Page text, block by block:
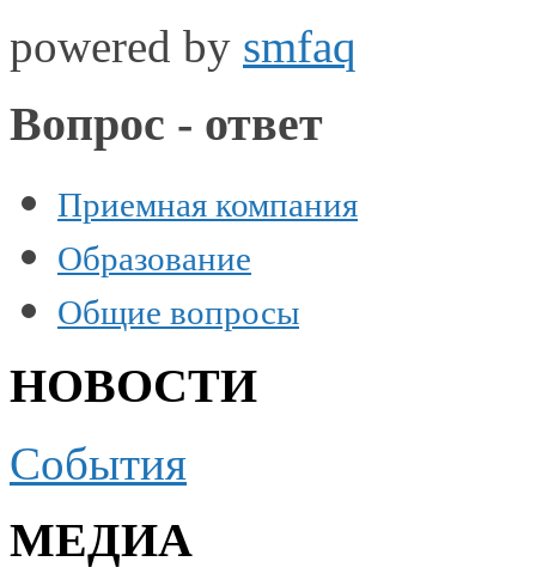
powered by smfaq
Вопрос - ответ
Приемная компания
Образование
Общие вопросы
НОВОСТИ
События
МЕДИА